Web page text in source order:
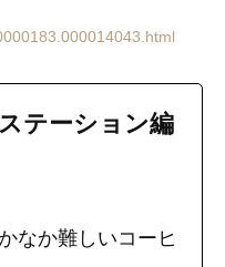
テーション編
なか難しいコーヒ